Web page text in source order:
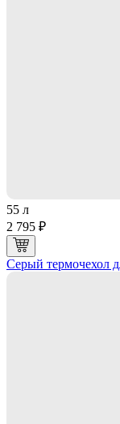
55 л
2 795 ₽
Серый термочехол